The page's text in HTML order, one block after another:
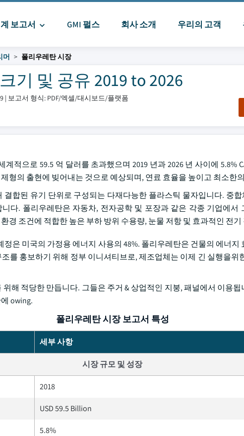
보고서 GMI 펄스 회사 소개 우리의 고객
머 폴리우레탄 시장
기 및 공유 2019 to 2026
| 보고서 형식: PDF/엑셀/대시보드/플랫폼
계적으로 59.5 억 달러를 초과했으며 2019 년과 2026 년 사이에 5.8%
형의 출현에 빚어내는 것으로 예상되며, 연료 효율을 높이고 최소한
결합된 유기 단위로 구성되는 다재다능한 플라스틱 물자입니다. 중
다. 폴리우레탄은 자동차, 전자공학 및 포장과 같은 각종 기업에서
경 조건에 적합한 높은 부하 방위 수용량, 눈물 저항 및 효과적인 전
정은 미국의 가정용 에너지 사용의 48%. 폴리우레탄은 건물의 에너지
를 홍보하기 위해 정부 이니셔티브로, 제조업체는 이제 긴 실행을위
해 적당한 만듭니다. 그들은 주거 & 상업적인 지붕, 패널에서 이용됩
owing.
폴리우레탄 시장 보고서 특성
세부 사항
시장 규모 및 성장
2018
USD 59.5 Billion
5.8%